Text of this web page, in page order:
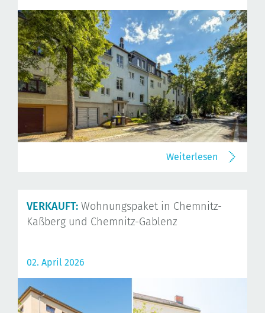
Weiterlesen
VERKAUFT: Wohnungspaket in Chemnitz-
Kaßberg und Chemnitz-Gablenz
02. April 2026